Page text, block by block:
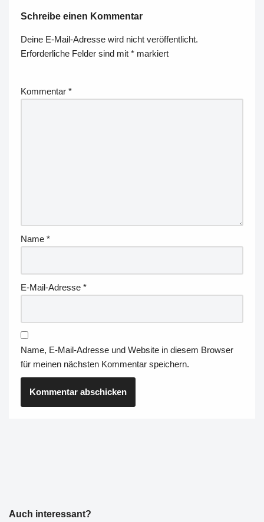
Schreibe einen Kommentar
Deine E-Mail-Adresse wird nicht veröffentlicht.
Erforderliche Felder sind mit * markiert
Kommentar *
Name *
E-Mail-Adresse *
Name, E-Mail-Adresse und Website in diesem Browser
für meinen nächsten Kommentar speichern.
Auch interessant?